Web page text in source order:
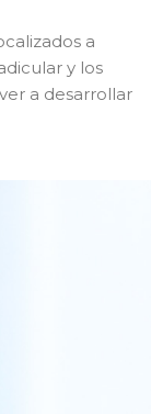
a
y los
a desarrollar